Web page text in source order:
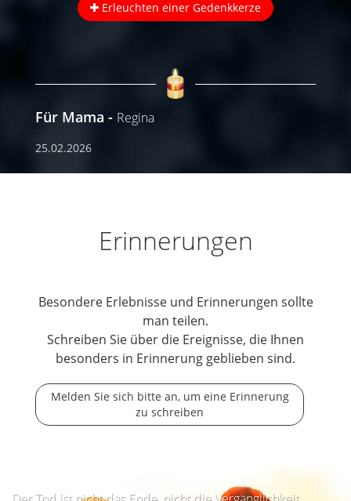
Erleuchten einer Gedenkkerze
Für Mama Regina
25.02.2026
Erinnerungen
Besondere Erlebnisse und Erinnerungen sollte
man teilen.
Schreiben Sie über die Ereignisse, die Ihnen
besonders in Erinnerung geblieben sind.
Melden Sie sich bitte an, um eine Erinnerung
zu schreiben